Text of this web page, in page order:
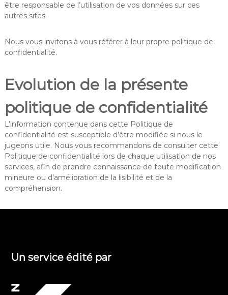
être responsable de l’utilisation de vos données sur ces
autres sites.
Nous vous invitons à vous référer à leur propre politique de
confidentialité.
Evolution de la présente
politique de confidentialité
L’information contenue dans cette Politique de
confidentialité est susceptible d’être modifiée si nous le
jugeons utile. Nous vous recommandons de consulter cette
Politique de confidentialité lors de chaque utilisation de nos
services, afin de prendre connaissance de toute modification
mineure ou d’amélioration de la lisibilité et de la
compréhension.
Un service édité par